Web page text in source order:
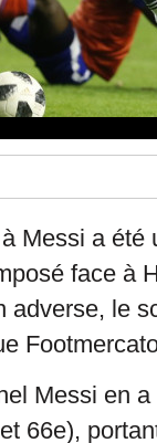
Messi a été
face à
adverse, le
Messi en
66e),